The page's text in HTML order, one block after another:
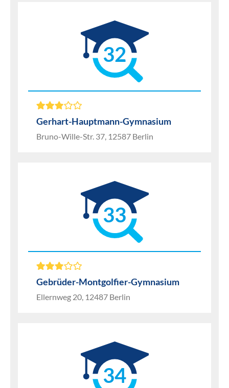
32
Gerhart-Hauptmann-Gymnasium
Bruno-Wille-Str. 37, 12587 Berlin
33
Gebrüder-Montgolfier-Gymnasium
Ellernweg 20, 12487 Berlin
34